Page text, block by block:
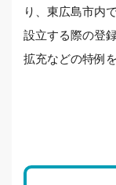
り、東広島市内
設立する際の登
拡充などの特例